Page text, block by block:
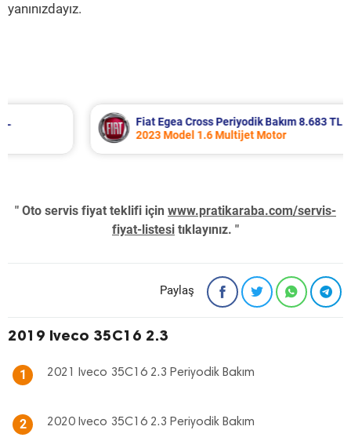
yanınızdayız.
Fiat Egea Cross Periyodik Bakım 8.683 TL
2023 Model 1.6 Multijet Motor
" Oto servis fiyat teklifi için www.pratikaraba.com/servis-
fiyat-listesi tıklayınız. "
Paylaş
2019 Iveco 35C16 2.3
1 2021 Iveco 35C16 2.3 Periyodik Bakım
2 2020 Iveco 35C16 2.3 Periyodik Bakım